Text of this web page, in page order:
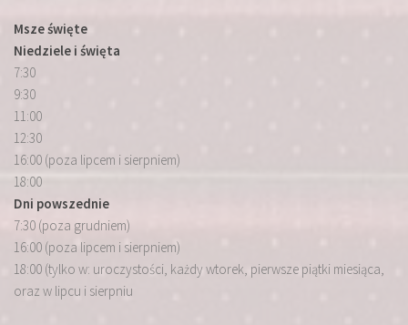
Msze święte
Niedziele i święta
7:30
9:30
11:00
12:30
16:00 (poza lipcem i sierpniem)
18:00
Dni powszednie
7:30 (poza grudniem)
16:00 (poza lipcem i sierpniem)
18:00 (tylko w: uroczystości, każdy wtorek, pierwsze piątki miesiąca,
oraz w lipcu i sierpniu